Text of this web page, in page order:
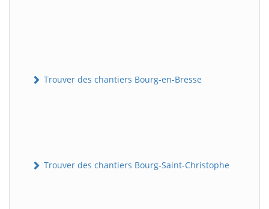
Trouver des chantiers Bourg-en-Bresse
Trouver des chantiers Bourg-Saint-Christophe